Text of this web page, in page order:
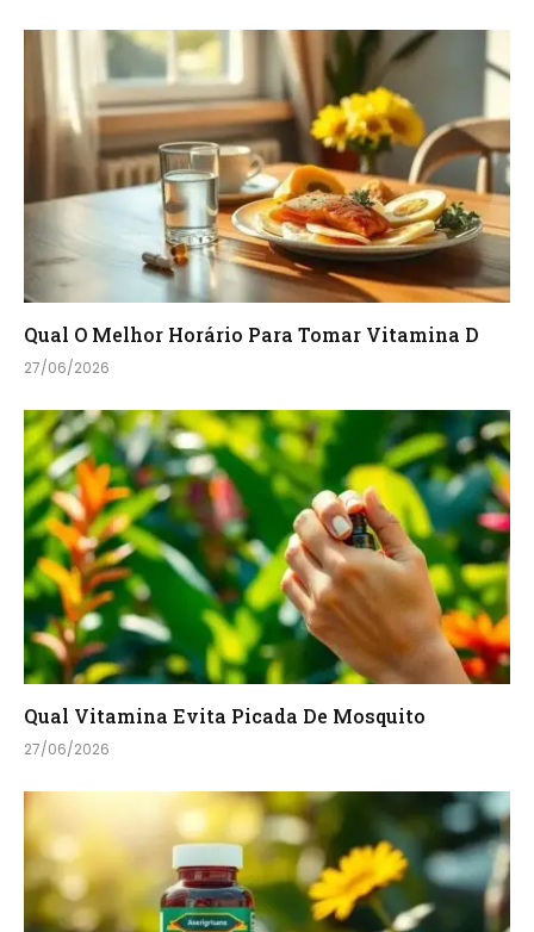
Qual O Melhor Horário Para Tomar Vitamina D
27/06/2026
Qual Vitamina Evita Picada De Mosquito
27/06/2026